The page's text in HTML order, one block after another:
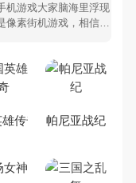
机游戏大家脑海里浮现
像素街机游戏，相信很
有哪些呢？游戏今天，
小编芒果味的怪咖给大
家前来选择下载体验
传奇 帕尼亚战纪